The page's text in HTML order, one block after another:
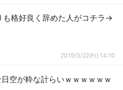
も格好良く辞めた人がコチラ→
2019/3/22(Fr) 14:10
空が粋な計らいｗｗｗｗｗｗ